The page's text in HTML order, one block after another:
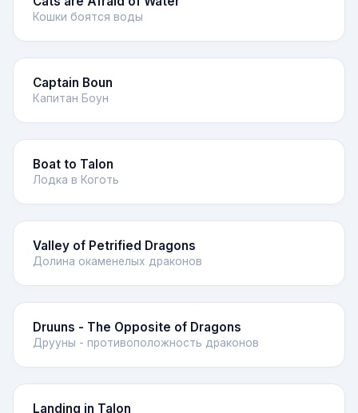
Кошки боятся воды
Captain Boun
Капитан Боун
Boat to Talon
Лодка в Коготь
Valley of Petrified Dragons
Долина окаменелых драконов
Druuns - The Opposite of Dragons
Друуны - противоположность драконов
Landing in Talon